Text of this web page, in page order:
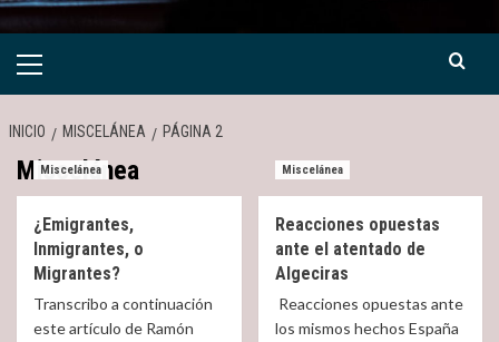
Menú
INICIO MISCELÁNEA PÁGINA 2
Miscelánea
Miscelánea
¿Emigrantes,
Inmigrantes, o
Migrantes?
Transcribo a continuación
este artículo de Ramón
Miscelánea
Reacciones opuestas
ante el atentado de
Algeciras
Reacciones opuestas ante
los mismos hechos España